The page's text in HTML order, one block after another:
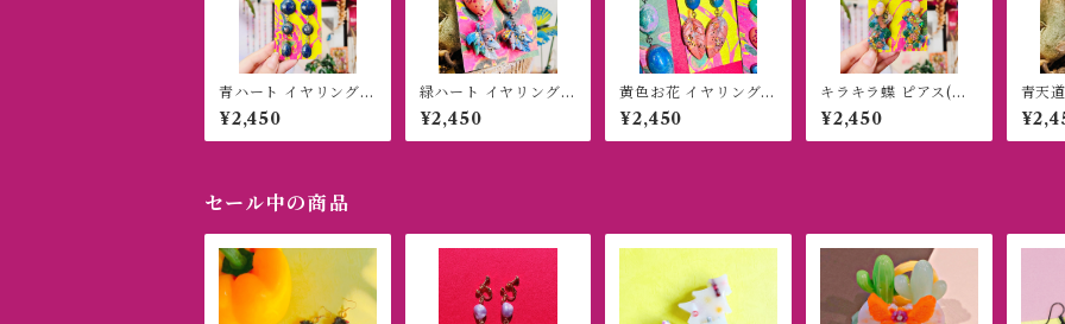
青ハート イヤリング
(ピアス)
¥2,450
緑ハート イヤリング
(ピアス)
¥2,450
黄色お花 イヤリング
(ピアス)
¥2,450
キラキラ蝶 ピアス(イ
ヤリング)
¥2,450
青天
リン
セール中の商品